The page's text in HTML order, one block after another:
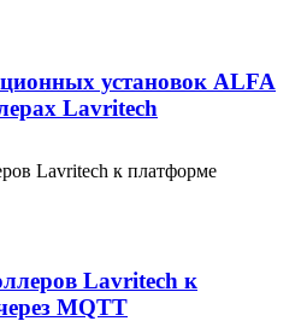
установок ALFA
Lavritech
Lavritech к
MQTT